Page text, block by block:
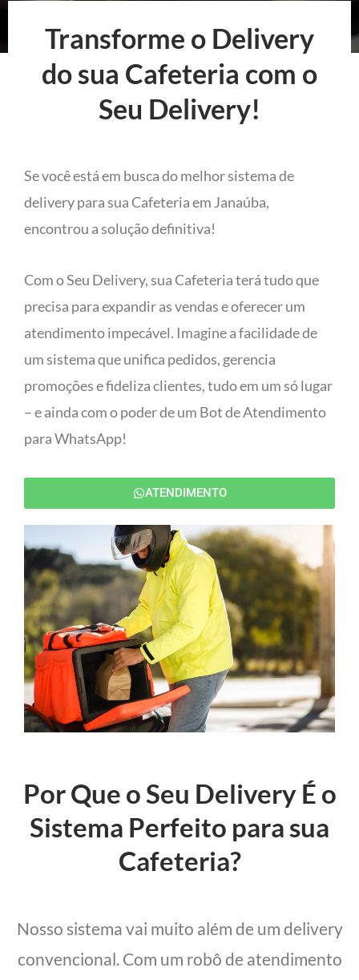
Transforme o Delivery
do sua Cafeteria com o
Seu Delivery!
Se você está em busca do melhor sistema de
delivery para sua Cafeteria em Janaúba,
encontrou a solução definitiva!
Com o Seu Delivery, sua Cafeteria terá tudo que
precisa para expandir as vendas e oferecer um
atendimento impecável. Imagine a facilidade de
um sistema que unifica pedidos, gerencia
promoções e fideliza clientes, tudo em um só lugar
– e ainda com o poder de um Bot de Atendimento
para WhatsApp!
ATENDIMENTO
Por Que o Seu Delivery É o
Sistema Perfeito para sua
Cafeteria?
Nosso sistema vai muito além de um delivery
convencional. Com um robô de atendimento